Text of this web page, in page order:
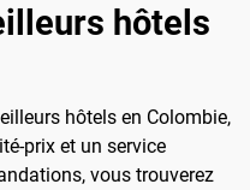
hôtels
hôtels en Colombie,
prix et un service
vous trouverez